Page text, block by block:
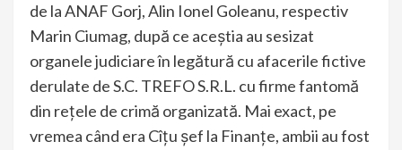
de la ANAF Gorj, Alin Ionel Goleanu, respectiv
Marin Ciumag, după ce aceștia au sesizat
organele judiciare în legătură cu afacerile fictive
derulate de S.C. TREFO S.R.L. cu firme fantomă
din rețele de crimă organizată. Mai exact, pe
vremea când era Cîțu șef la Finanțe, ambii au fost